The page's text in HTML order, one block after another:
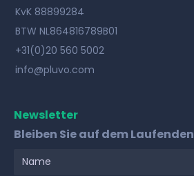
KvK 88899284
BTW NL864816789B01
+31(0)20 560 5002
info@pluvo.com
Newsletter
Bleiben Sie auf dem Laufenden